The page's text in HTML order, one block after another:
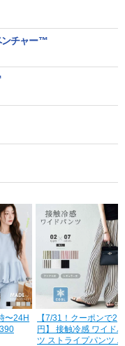
ンチャー™
〜24H
【7/31！クーポンで
円】 接触冷感 ワイド
ツ ストライプパンツ ...